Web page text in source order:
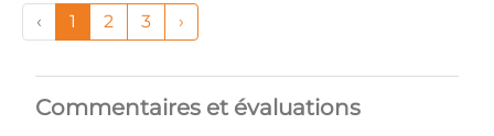
‹ 1 2 3 ›
Commentaires et évaluations